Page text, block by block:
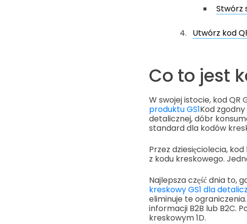
Stwórz
Utwórz kod
Co to jest
W swojej istocie, kod
produktu GS1Kod
detalicznej, dóbr
standard dla kodów
Przez dziesięciolecia,
z kodu kreskowego.
Najlepsza część dnia to,
kreskowy GS1 dla
eliminuje te
informacji B2B lub B2C.
kreskowym 1D.